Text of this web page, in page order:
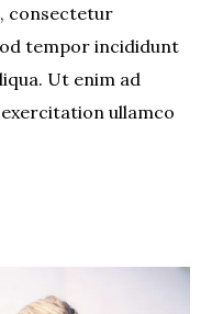
consectetur
tempor incididunt
Ut enim ad
ullamco